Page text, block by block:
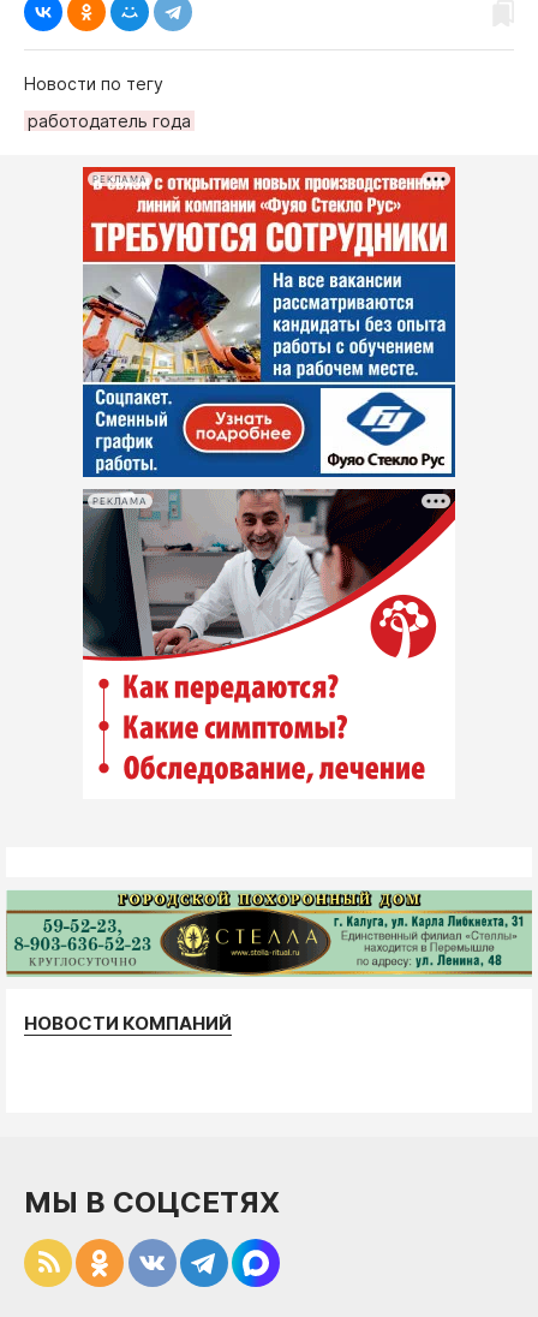
Новости по тегу
работодатель года
РЕКЛАМА
РЕКЛАМА
НОВОСТИ КОМПАНИЙ
МЫ В СОЦСЕТЯХ